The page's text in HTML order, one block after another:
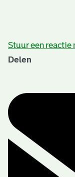
Stuur een reactie
Delen